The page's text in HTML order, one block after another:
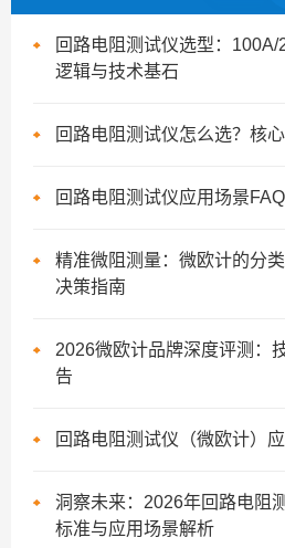
回路电阻测试仪选型：
逻辑与技术基石
回路电阻测试仪怎么选？核
回路电阻测试仪应用场景
精准微阻测量：微欧计的分
决策指南
2026微欧计品牌深度评测：
告
回路电阻测试仪（微欧计）
洞察未来：2026年回路电阻
标准与应用场景解析